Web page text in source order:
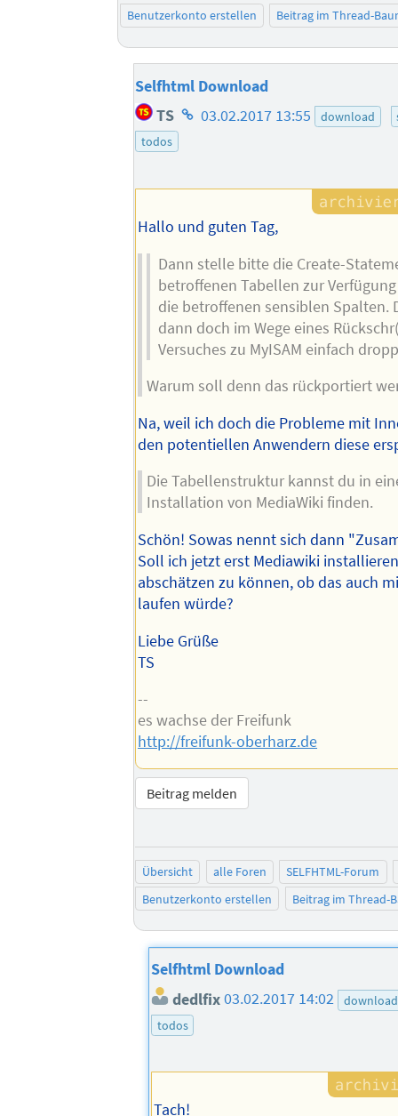
Benutzerkonto erstellen
Beitrag im Thread-
Selfhtml Download
TS Homepage
des
03.02.2017 13:55 download
todos
Hallo und guten Tag,
Dann stelle bitte die Create-
betroffenen Tabellen zur
die betroffenen sensiblen Spalten.
dann doch im Wege eines
Versuches zu MyISAM einfach
Warum soll denn das rückportiert
Na, weil ich doch die Probleme mit
den potentiellen Anwendern diese
Die Tabellenstruktur kannst du in
Installation von MediaWiki finden.
Schön! Sowas nennt sich dann
Soll ich jetzt erst Mediawiki
abschätzen zu können, ob das auch
laufen würde?
Liebe Grüße
TS
--
es wachse der Freifunk
http://freifunk-oberharz.de
Beitrag melden
Übersicht alle Foren
SELFHTML-Forum
Benutzerkonto erstellen
Beitrag im Thread-
Selfhtml Download
dedlfix03.02.2017 14:02
download
todos
Tach!